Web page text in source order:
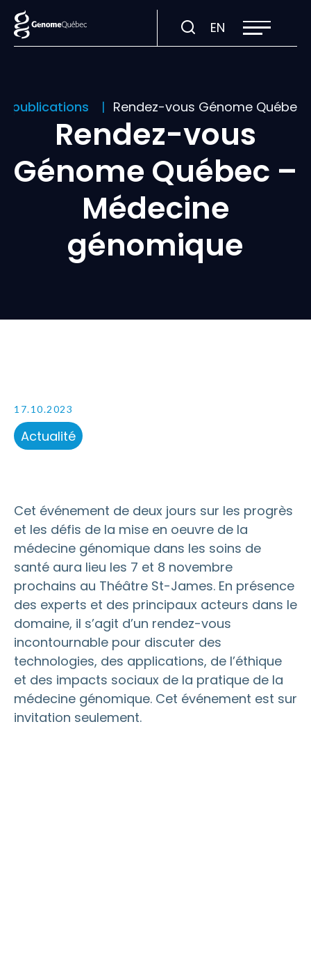
EN Visiter
la
:
la
navigation
du
publications Rendez-vous Génome
Rendez-vous
Génome Québec –
Médecine
génomique
17.10.2023
Actualité
Cet événement de deux jours sur les progrès
et les défis de la mise en oeuvre de la
médecine génomique dans les soins de
santé aura lieu les 7 et 8 novembre
prochains au Théâtre St-James. En présence
des experts et des principaux acteurs dans le
domaine, il s’agit d’un rendez-vous
incontournable pour discuter des
technologies, des applications, de l’éthique
et des impacts sociaux de la pratique de la
médecine génomique. Cet événement est sur
invitation seulement.